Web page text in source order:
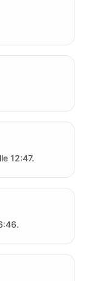
12:47.